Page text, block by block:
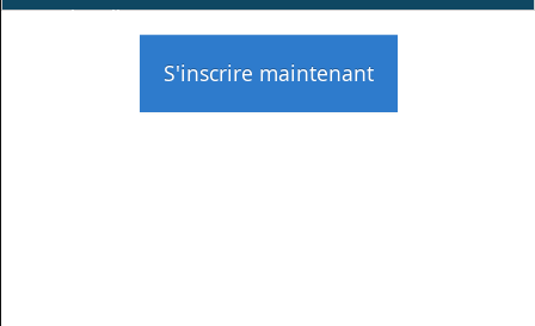
(Throttling)
S'inscrire maintenant